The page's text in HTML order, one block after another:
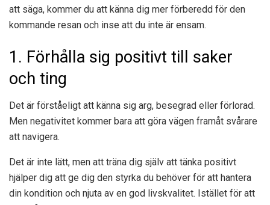
att säga, kommer du att känna dig mer förberedd för den
kommande resan och inse att du inte är ensam.
1. Förhålla sig positivt till saker
och ting
Det är förståeligt att känna sig arg, besegrad eller förlorad.
Men negativitet kommer bara att göra vägen framåt svårare
att navigera.
Det är inte lätt, men att träna dig själv att tänka positivt
hjälper dig att ge dig den styrka du behöver för att hantera
din kondition och njuta av en god livskvalitet. Istället för att